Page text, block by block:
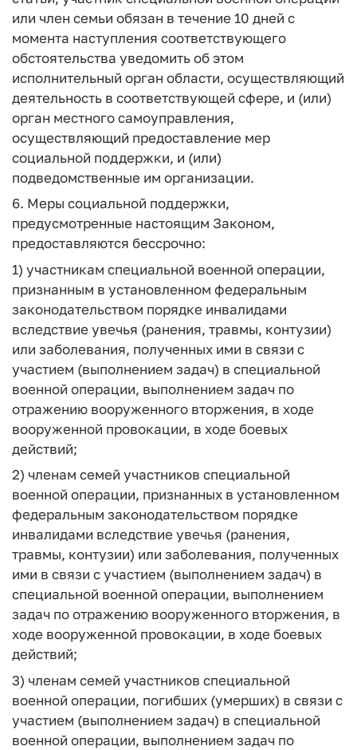
или член семьи обязан в течение 10 дней с
момента наступления соответствующего
обстоятельства уведомить об этом
исполнительный орган области, осуществляющий
деятельность в соответствующей сфере, и (или)
орган местного самоуправления,
осуществляющий предоставление мер
социальной поддержки, и (или)
подведомственные им организации.
6. Меры социальной поддержки,
предусмотренные настоящим Законом,
предоставляются бессрочно:
1) участникам специальной военной операции,
признанным в установленном федеральным
законодательством порядке инвалидами
вследствие увечья (ранения, травмы, контузии)
или заболевания, полученных ими в связи с
участием (выполнением задач) в специальной
военной операции, выполнением задач по
отражению вооруженного вторжения, в ходе
вооруженной провокации, в ходе боевых
действий;
2) членам семей участников специальной
военной операции, признанных в установленном
федеральным законодательством порядке
инвалидами вследствие увечья (ранения,
травмы, контузии) или заболевания, полученных
ими в связи с участием (выполнением задач) в
специальной военной операции, выполнением
задач по отражению вооруженного вторжения, в
ходе вооруженной провокации, в ходе боевых
действий;
3) членам семей участников специальной
военной операции, погибших (умерших) в связи с
участием (выполнением задач) в специальной
военной операции, выполнением задач по